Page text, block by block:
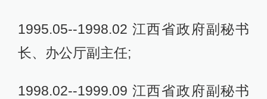
1995.05--1998.02 江西省政府副秘书
长、办公厅副主任;
1998.02--1999.09 江西省政府副秘书